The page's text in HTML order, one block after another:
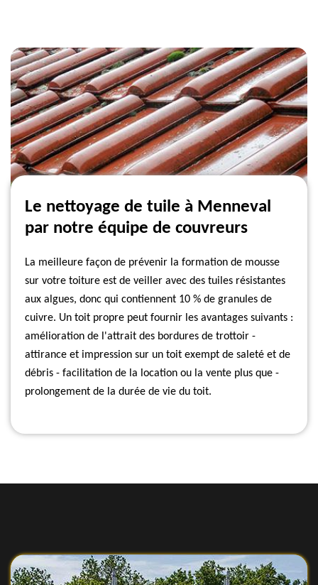
Le nettoyage de tuile à Menneval
par notre équipe de couvreurs
La meilleure façon de prévenir la formation de mousse
sur votre toiture est de veiller avec des tuiles résistantes
aux algues, donc qui contiennent 10 % de granules de
cuivre. Un toit propre peut fournir les avantages suivants :
amélioration de l'attrait des bordures de trottoir -
attirance et impression sur un toit exempt de saleté et de
débris - facilitation de la location ou la vente plus que -
prolongement de la durée de vie du toit.